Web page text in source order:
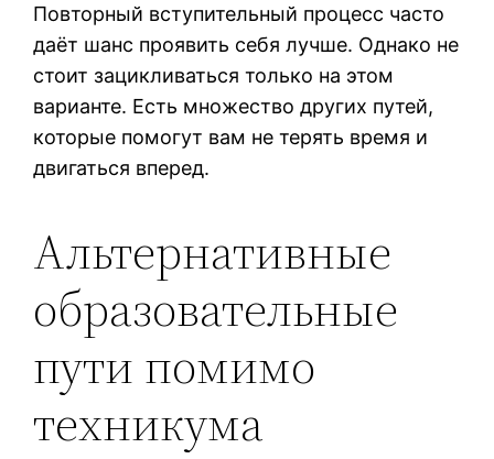
Повторный вступительный процесс часто
даёт шанс проявить себя лучше. Однако не
стоит зацикливаться только на этом
варианте. Есть множество других путей,
которые помогут вам не терять время и
двигаться вперед.
Альтернативные
образовательные
пути помимо
техникума